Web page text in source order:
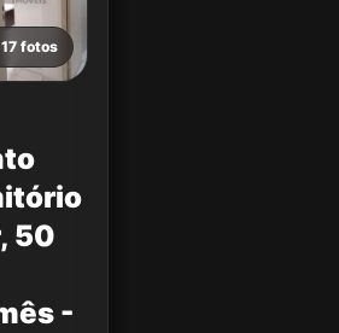
17 fotos
50
-